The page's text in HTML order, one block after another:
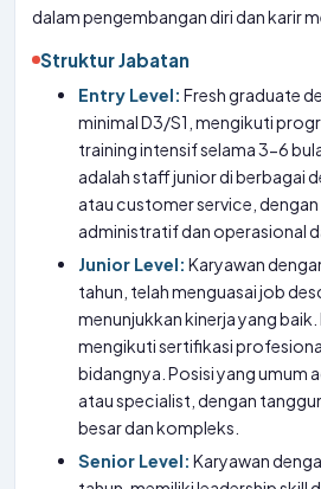
dalam pengembangan diri dan karir
Struktur Jabatan
Entry Level: Fresh graduate
minimal D3/S1, mengikuti
training intensif selama 3-6
adalah staff junior di berbagai
atau customer service,
administratif dan operasional
Junior Level: Karyawan
tahun, telah menguasai job
menunjukkan kinerja yang
mengikuti sertifikasi
bidangnya. Posisi yang umum
atau specialist, dengan
besar dan kompleks.
Senior Level: Karyawan